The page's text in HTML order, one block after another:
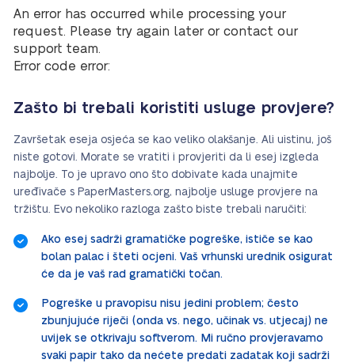
An error has occurred while processing your
request. Please try again later or contact our
support team.
Error code error:
Zašto bi trebali koristiti usluge provjere?
Završetak eseja osjeća se kao veliko olakšanje. Ali uistinu, još
niste gotovi. Morate se vratiti i provjeriti da li esej izgleda
najbolje. To je upravo ono što dobivate kada unajmite
uređivače s PaperMasters.org, najbolje usluge provjere na
tržištu. Evo nekoliko razloga zašto biste trebali naručiti:
Ako esej sadrži gramatičke pogreške, ističe se kao
bolan palac i šteti ocjeni. Vaš vrhunski urednik osigurat
će da je vaš rad gramatički točan.
Pogreške u pravopisu nisu jedini problem; često
zbunjujuće riječi (onda vs. nego, učinak vs. utjecaj) ne
uvijek se otkrivaju softverom. Mi ručno provjeravamo
svaki papir tako da nećete predati zadatak koji sadrži